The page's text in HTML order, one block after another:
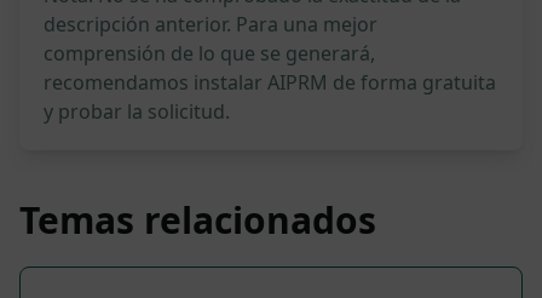
descripción anterior. Para una mejor
comprensión de lo que se generará,
recomendamos instalar AIPRM de forma gratuita
y probar la solicitud.
Temas relacionados